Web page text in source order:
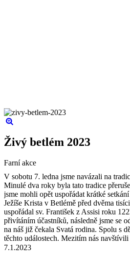
Živý betlém 2023
Farní akce
V sobotu 7. ledna jsme navázali na
Minulé dva roky byla tato tradice
jsme mohli opět uspořádat krátké
Ježíše Krista v Betlémě před dvěma
uspořádal sv. František z Assisi roku
přivítáním účastníků, následně jsme se
na náš již čekala Svatá rodina. Spolu s
těchto událostech. Mezitím nás
novorozenému Ježíškovi přinesli dary.
7.1.2023